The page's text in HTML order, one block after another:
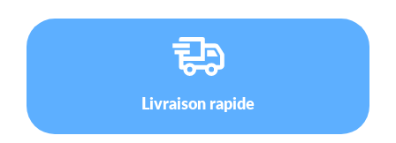
Livraison rapide